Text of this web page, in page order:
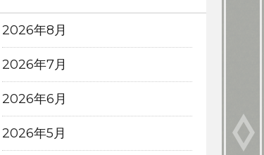
2026年8月
2026年7月
2026年6月
2026年5月